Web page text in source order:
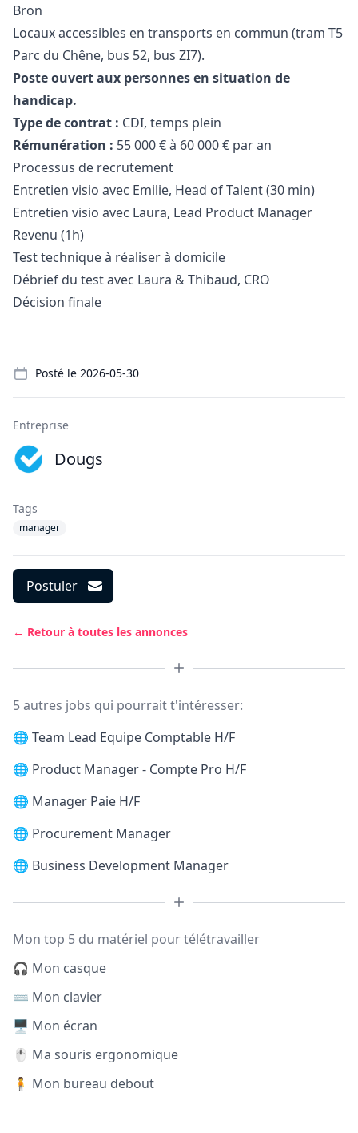
Bron
Locaux accessibles en transports en commun (tram T5
Parc du Chêne, bus 52, bus ZI7).
Poste ouvert aux personnes en situation de
handicap.
Type de contrat : CDI, temps plein
Rémunération : 55 000 € à 60 000 € par an
Processus de recrutement
Entretien visio avec Emilie, Head of Talent (30 min)
Entretien visio avec Laura, Lead Product Manager
Revenu (1h)
Test technique à réaliser à domicile
Débrief du test avec Laura & Thibaud, CRO
Décision finale
Posté le 2026-05-30
Entreprise
Dougs
Tags
manager
Postuler
← Retour à toutes les annonces
5 autres jobs qui pourrait t'intéresser:
🌐 Team Lead Equipe Comptable H/F
🌐 Product Manager - Compte Pro H/F
🌐 Manager Paie H/F
🌐 Procurement Manager
🌐 Business Development Manager
Mon top 5 du matériel pour télétravailler
🎧 Mon casque
⌨️ Mon clavier
🖥️ Mon écran
🖱️ Ma souris ergonomique
🧍 Mon bureau debout